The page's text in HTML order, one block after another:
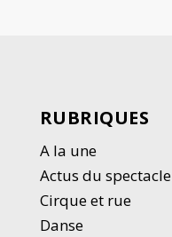
RUBRIQUES
A la une
Actus du spectacle
Cirque et rue
Danse